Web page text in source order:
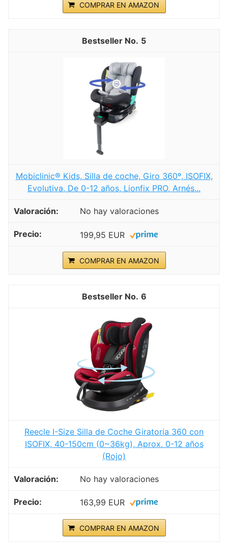
COMPRAR EN AMAZON
5
Mobiclinic® Kids, Silla de coche, Giro 360º, ISOFIX,
Evolutiva, De 0-12 años, Lionfix PRO, Arnés...
No hay valoraciones
199,95 EUR
COMPRAR EN AMAZON
6
Reecle I-Size Silla de Coche Giratoria 360 con
ISOFIX, 40-150cm (0~36kg), Aprox. 0-12 años
(Rojo)
No hay valoraciones
163,99 EUR
COMPRAR EN AMAZON